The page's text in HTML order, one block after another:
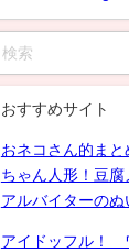
おすすめサイト
おネコさん的ま
ちゃん人形！豆
アルバイターの
アイドッフル！